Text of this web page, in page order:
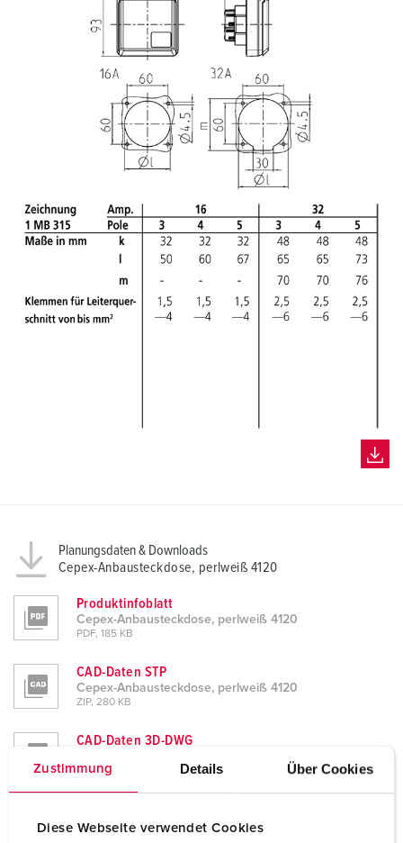
Zustimmung Details Über Cookies
Diese Webseite verwendet Cookies
Planungsdaten & Downloads
Cepex-Anbausteckdose, perlweiß 4120
Produktinfoblatt
Cepex-Anbausteckdose, perlweiß 4120
PDF, 185 KB
CAD-Daten STP
Cepex-Anbausteckdose, perlweiß 4120
ZIP, 280 KB
CAD-Daten 3D-DWG
ZIP, 509 KB
Cepex-Anbausteckdose, perlweiß 4120